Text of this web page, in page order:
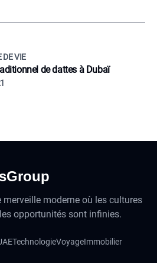
DE VIE
de dattes à Dubaï
merveille moderne où les cultures
opportunités sont infinies.
TechnologieVoyageImmobilier